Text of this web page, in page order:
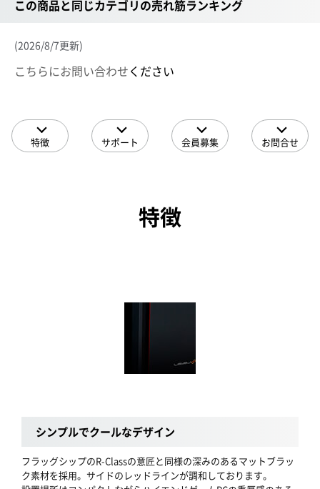
この商品と同じカテゴリの売れ筋ランキング
(2026/8/7更新)
こちらにお問い合わせください
特徴 サポート 会員募集 お問合せ
特徴
シンプルでクールなデザイン
フラッグシップのR-Classの意匠と同様の深みのあるマットブラッ
ク素材を採用。サイドのレッドラインが調和しております。